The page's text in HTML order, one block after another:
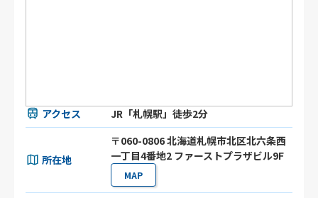
アクセス JR「札幌駅」徒歩2分
所在地
〒060-0806 北海道札幌市北区北六条⻄
⼀丁目4番地2 ファーストプラザビル9F
MAP